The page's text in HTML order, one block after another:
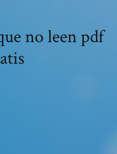
no leen pdf